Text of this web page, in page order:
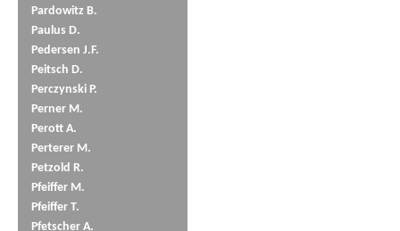
Pardowitz B.
Paulus D.
Pedersen J.F.
Peitsch D.
Perczynski P.
Perner M.
Perott A.
Perterer M.
Petzold R.
Pfeiffer M.
Pfeiffer T.
Pfetscher A.